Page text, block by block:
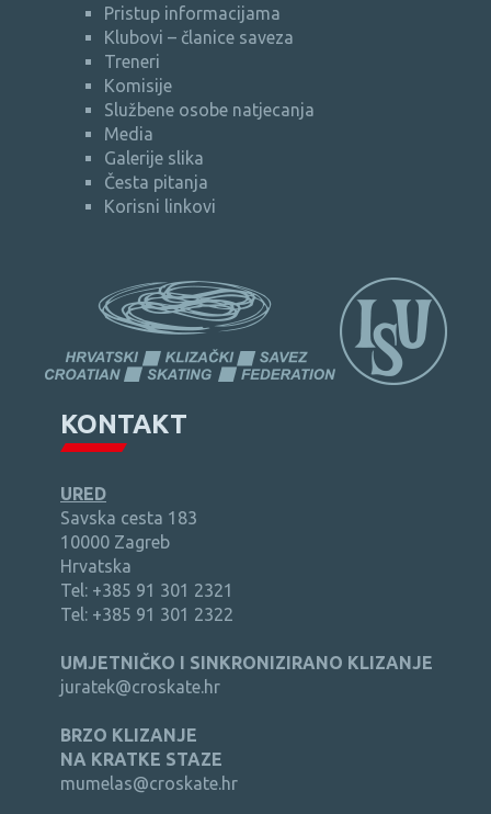
Pristup informacijama
Klubovi – članice saveza
Treneri
Komisije
Službene osobe natjecanja
Media
Galerije slika
Česta pitanja
Korisni linkovi
KONTAKT
URED
Savska cesta 183
10000 Zagreb
Hrvatska
Tel: +385 91 301 2321
Tel: +385 91 301 2322
UMJETNIČKO I SINKRONIZIRANO KLIZANJE
juratek@croskate.hr
BRZO KLIZANJE
NA KRATKE STAZE
mumelas@croskate.hr